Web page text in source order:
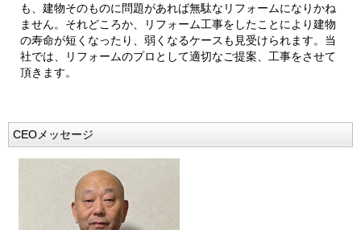
も、建物そのものに問題があれば無駄なリフォームになりかね
ません。それどころか、リフォーム工事をしたことにより建物
の寿命が短くなったり、弱くなるケースも見受けられます。当
社では、
リフォームのプロとして適切なご提案、工事をさせて
頂きます。
CEOメッセージ